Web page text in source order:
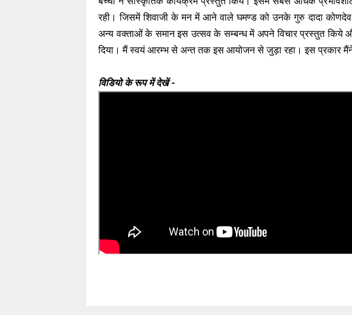
रही। जिसमें शिवाजी के मन में आने वाले घमण्ड को उनके गुरु दादा कोणदेव
अन्य वक्ताओं के समान इस उत्सव के सम्बन्ध में अपने विचार प्रस्तुत
दिया। मैं स्वयं आरम्भ से अन्त तक इस आयोजन से जुड़ा रहा। इस प्रकार
विडियो के रूप में देखें -